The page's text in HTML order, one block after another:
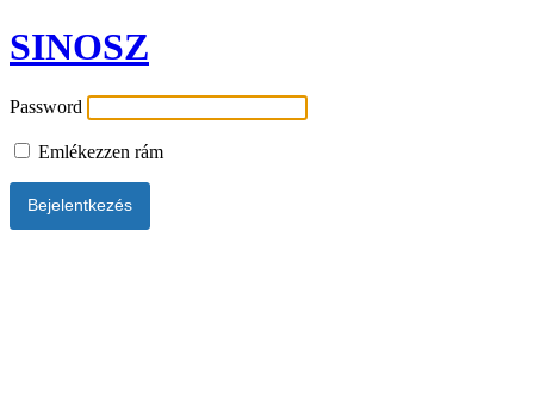
SINOSZ
Password
Emlékezzen rám